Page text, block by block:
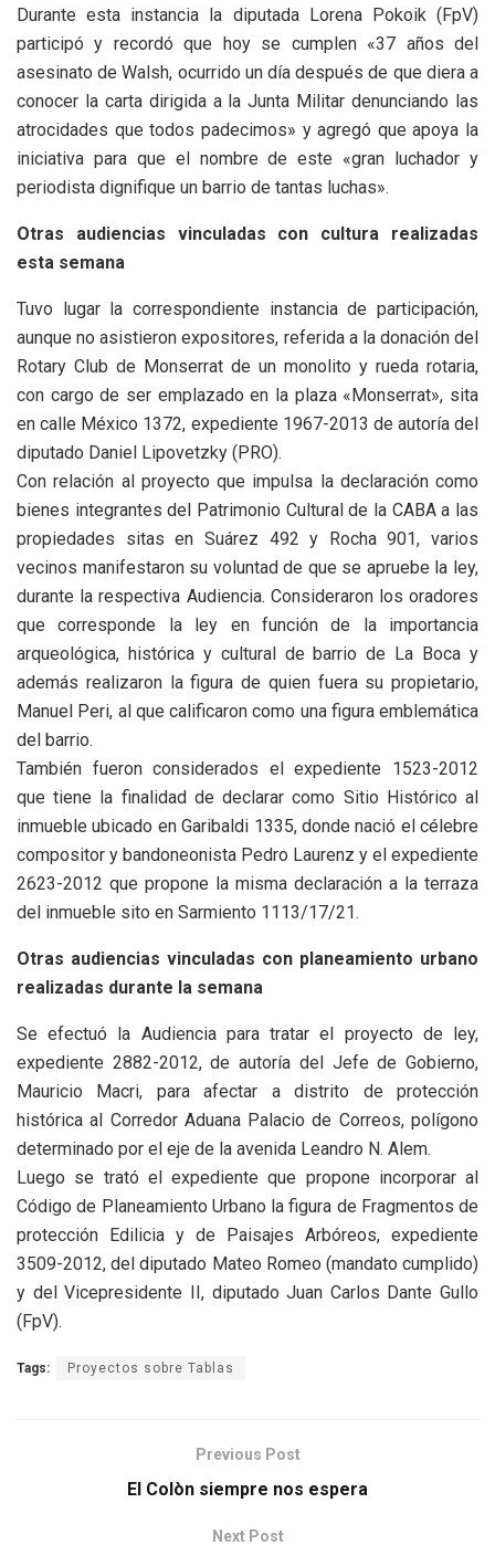
Durante esta instancia la diputada Lorena Pokoik (FpV)
participó y recordó que hoy se cumplen «37 años del
asesinato de Walsh, ocurrido un día después de que diera a
conocer la carta dirigida a la Junta Militar denunciando las
atrocidades que todos padecimos» y agregó que apoya la
iniciativa para que el nombre de este «gran luchador y
periodista dignifique un barrio de tantas luchas».
Otras audiencias vinculadas con cultura realizadas
esta semana
Tuvo lugar la correspondiente instancia de participación,
aunque no asistieron expositores, referida a la donación del
Rotary Club de Monserrat de un monolito y rueda rotaria,
con cargo de ser emplazado en la plaza «Monserrat», sita
en calle México 1372, expediente 1967-2013 de autoría del
diputado Daniel Lipovetzky (PRO).
Con relación al proyecto que impulsa la declaración como
bienes integrantes del Patrimonio Cultural de la CABA a las
propiedades sitas en Suárez 492 y Rocha 901, varios
vecinos manifestaron su voluntad de que se apruebe la ley,
durante la respectiva Audiencia. Consideraron los oradores
que corresponde la ley en función de la importancia
arqueológica, histórica y cultural de barrio de La Boca y
además realizaron la figura de quien fuera su propietario,
Manuel Peri, al que calificaron como una figura emblemática
del barrio.
También fueron considerados el expediente 1523-2012
que tiene la finalidad de declarar como Sitio Histórico al
inmueble ubicado en Garibaldi 1335, donde nació el célebre
compositor y bandoneonista Pedro Laurenz y el expediente
2623-2012 que propone la misma declaración a la terraza
del inmueble sito en Sarmiento 1113/17/21.
Otras audiencias vinculadas con planeamiento urbano
realizadas durante la semana
Se efectuó la Audiencia para tratar el proyecto de ley,
expediente 2882-2012, de autoría del Jefe de Gobierno,
Mauricio Macri, para afectar a distrito de protección
histórica al Corredor Aduana Palacio de Correos, polígono
determinado por el eje de la avenida Leandro N. Alem.
Luego se trató el expediente que propone incorporar al
Código de Planeamiento Urbano la figura de Fragmentos de
protección Edilicia y de Paisajes Arbóreos, expediente
3509-2012, del diputado Mateo Romeo (mandato cumplido)
y del Vicepresidente II, diputado Juan Carlos Dante Gullo
(FpV).
Tags: Proyectos sobre Tablas
Previous Post
El Colòn siempre nos espera
Next Post